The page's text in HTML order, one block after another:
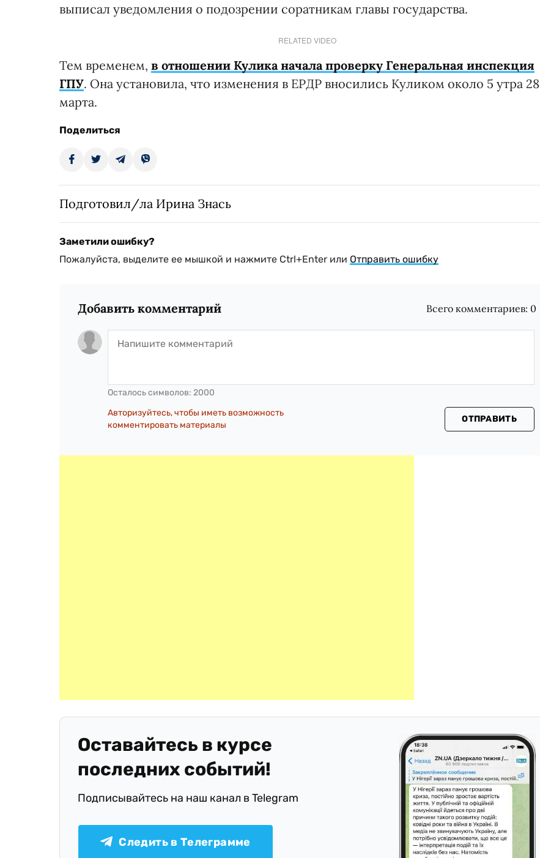
выписал уведомления о подозрении соратникам главы государства.
RELATED VIDEO
Тем временем, в отношении Кулика начала проверку Генеральная инспекция
ГПУ. Она установила, что изменения в ЕРДР вносились Куликом около 5 утра 28
марта.
Поделиться
Подготовил/ла Ирина Знась
Заметили ошибку?
Пожалуйста, выделите ее мышкой и нажмите Ctrl+Enter или Отправить ошибку
Добавить комментарий Всего комментариев: 0
Осталось символов: 2000
Авторизуйтесь, чтобы иметь возможность
комментировать материалы
ОТПРАВИТЬ
Оставайтесь в курсе
последних событий!
Подписывайтесь на наш канал в Telegram
Следить в Телеграмме